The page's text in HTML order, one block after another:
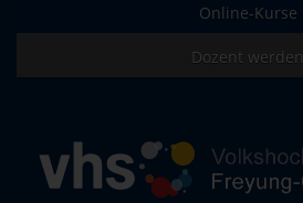
Online-Kurse
Dozent werden